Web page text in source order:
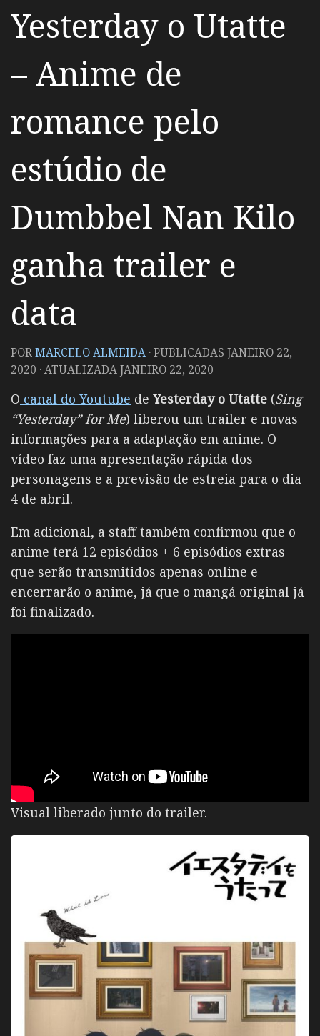
Yesterday o Utatte
– Anime de
romance pelo
estúdio de
Dumbbel Nan Kilo
ganha trailer e
data
PORMARCELO ALMEIDA · PUBLICADAS JANEIRO 22,
2020 · ATUALIZADAJANEIRO 22, 2020
O canal do Youtube de Yesterday o Utatte (Sing
“Yesterday” for Me) liberou um trailer e novas
informações para a adaptação em anime. O
vídeo faz uma apresentação rápida dos
personagens e a previsão de estreia para o dia
4 de abril.
Em adicional, a staff também confirmou que o
anime terá 12 episódios + 6 episódios extras
que serão transmitidos apenas online e
encerrarão o anime, já que o mangá original já
foi finalizado.
Visual liberado junto do trailer.